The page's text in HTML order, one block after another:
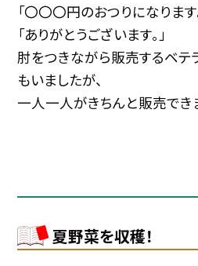
「〇〇〇円のおつりになります
「ありがとうございます。」
肘をつきながら販売するベテ
もいましたが、
一人一人がきちんと販売でき
夏野菜を収穫！